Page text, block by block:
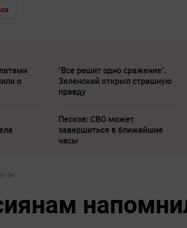
о
"Все решит одно сражение".
Зеленский открыл страшную
правду
Песков: СВО может
завершиться в ближайшие
часы